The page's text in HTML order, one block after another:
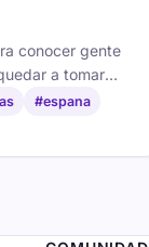
conocer gente
a tomar
entre quienes
#espana